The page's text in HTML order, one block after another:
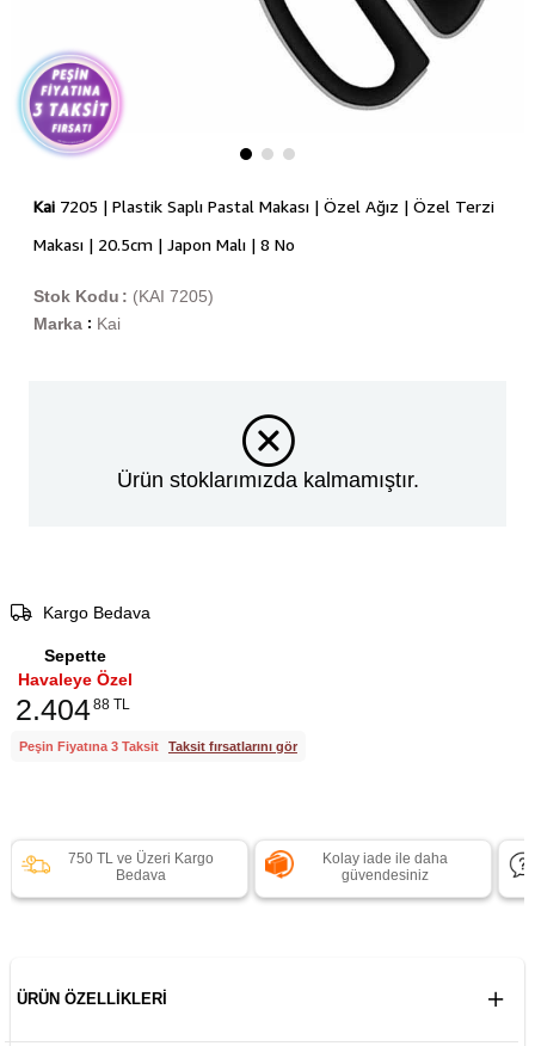
Kai7205 | Plastik Saplı Pastal Makası | Özel Ağız | Özel Terzi
Makası | 20.5cm | Japon Malı | 8 No
(KAI 7205)
Stok Kodu
Marka : Kai
Ürün stoklarımızda kalmamıştır.
Kargo Bedava
Sepette
Havaleye Özel
2.40488 TL
Peşin Fiyatına 3 Taksit Taksit fırsatlarını gör
750 TL ve Üzeri Kargo
Bedava
Kolay iade ile daha
güvendesiniz
ÜRÜN ÖZELLIKLERI